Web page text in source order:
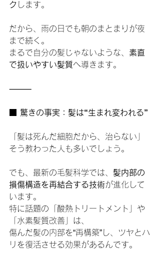
ク します。
だから、雨の日でも朝のまとまりが夜
まで続く。
まるで自分の髪じゃないような、 素直
で扱いやすい髪質へ導きます。
⸻
■ 驚きの事実：髪は“生まれ変われる”
「髪は死んだ細胞だから、治らない」
そう教わった人も多いでしょう。
でも、最新の毛髪科学では、 髪内部の
損傷構造を再結合する技術が進化して
います。
特に話題の「酸熱トリートメント」や
「水素髪質改善」は、
傷んだ髪の内部を“再構築”し、ツヤとハ
リを復活させる効果があるんです。